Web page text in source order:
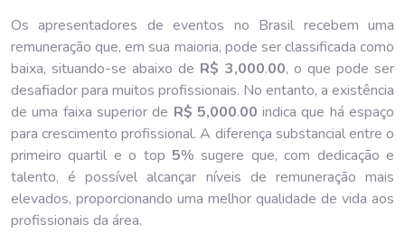
Os apresentadores de eventos no Brasil recebem uma
remuneração que, em sua maioria, pode ser classificada como
baixa, situando-se abaixo de R$ 3,000.00, o que pode ser
desafiador para muitos profissionais. No entanto, a existência
de uma faixa superior de R$ 5,000.00 indica que há espaço
para crescimento profissional. A diferença substancial entre o
primeiro quartil e o top 5% sugere que, com dedicação e
talento, é possível alcançar níveis de remuneração mais
elevados, proporcionando uma melhor qualidade de vida aos
profissionais da área.